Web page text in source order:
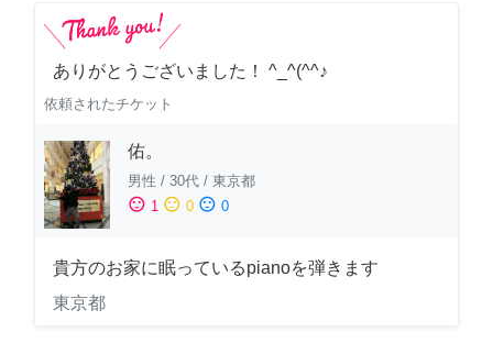
ありがとうございました！ ^_^(^^♪
依頼されたチケット
佑。
男性 / 30代 / 東京都
sentiment_satisfied 1 sentiment_neutral 0 sentiment_dissatisfied 0
貴方のお家に眠っているpianoを弾きます
東京都